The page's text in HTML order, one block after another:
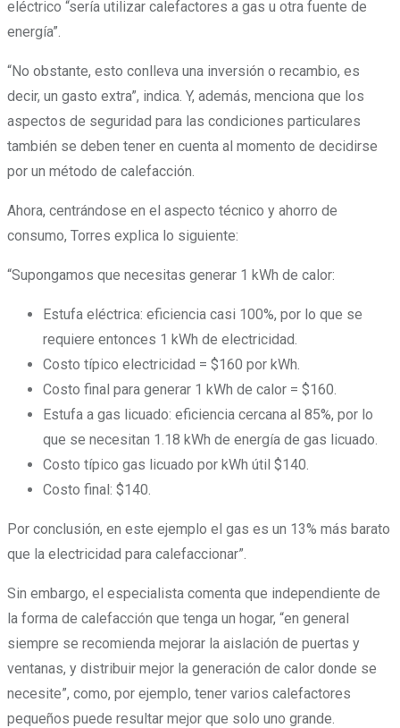
eléctrico “sería utilizar calefactores a gas u otra fuente de
energía”.
“No obstante, esto conlleva una inversión o recambio, es
decir, un gasto extra”, indica. Y, además, menciona que los
aspectos de seguridad para las condiciones particulares
también se deben tener en cuenta al momento de decidirse
por un método de calefacción.
Ahora, centrándose en el aspecto técnico y ahorro de
consumo, Torres explica lo siguiente:
“Supongamos que necesitas generar 1 kWh de calor:
Estufa eléctrica: eficiencia casi 100%, por lo que se
requiere entonces 1 kWh de electricidad.
Costo típico electricidad = $160 por kWh.
Costo final para generar 1 kWh de calor = $160.
Estufa a gas licuado: eficiencia cercana al 85%, por lo
que se necesitan 1.18 kWh de energía de gas licuado.
Costo típico gas licuado por kWh útil $140.
Costo final: $140.
Por conclusión, en este ejemplo el gas es un 13% más barato
que la electricidad para calefaccionar”.
Sin embargo, el especialista comenta que independiente de
la forma de calefacción que tenga un hogar, “en general
siempre se recomienda mejorar la aislación de puertas y
ventanas, y distribuir mejor la generación de calor donde se
necesite”, como, por ejemplo, tener varios calefactores
pequeños puede resultar mejor que solo uno grande.